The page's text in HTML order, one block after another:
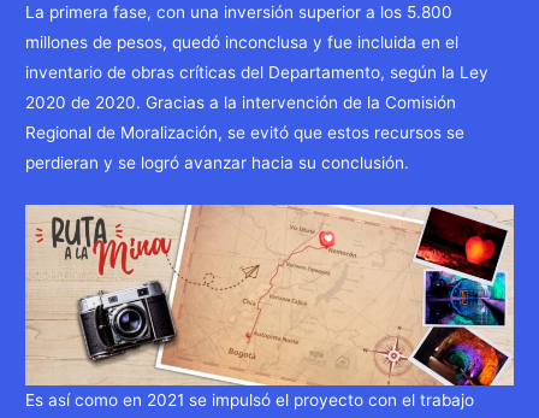
La primera fase, con una inversión superior a los 5.800
millones de pesos, quedó inconclusa y fue incluida en el
inventario de obras críticas del Departamento, según la Ley
2020 de 2020. Gracias a la intervención de la Comisión
Regional de Moralización, se evitó que estos recursos se
perdieran y se logró avanzar hacia su conclusión.
Es así como en 2021 se impulsó el proyecto con el trabajo